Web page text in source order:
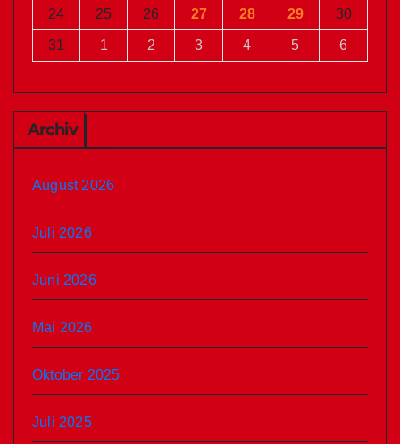
24 25 26 27 28 29 30
31 1 2 3 4 5 6
Archiv
August 2026
Juli 2026
Juni 2026
Mai 2026
Oktober 2025
Juli 2025